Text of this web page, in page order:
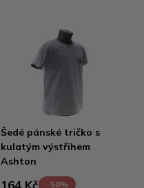
Šedé pánské tričko s
kulatým výstřihem
Ashton
164 Kč
-50%